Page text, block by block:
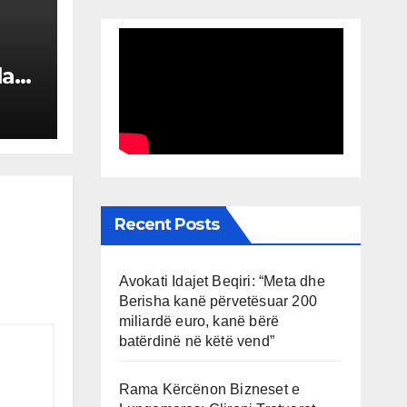
Recent Posts
Avokati Idajet Beqiri: “Meta dhe
Berisha kanë përvetësuar 200
miliardë euro, kanë bërë
batërdinë në këtë vend”
Rama Kërcënon Bizneset e